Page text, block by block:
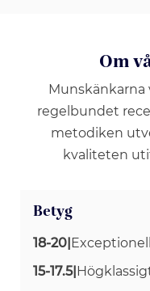
Om
Munskänkarna
regelbundet
metodiken
kvaliteten
Betyg
18-20
15-17.5|